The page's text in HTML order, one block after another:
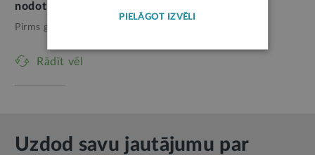
nodot medijam
Pirms gada,
Rādīt vēl
Uzdod savu jautājumu par
PIELĀGOT IZVĒLI